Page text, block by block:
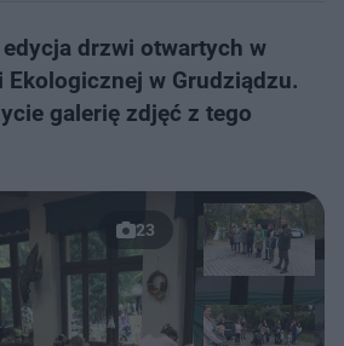
drzwi otwartych w
Ekologicznej w Grudziądzu.
galerię zdjęć z tego
23